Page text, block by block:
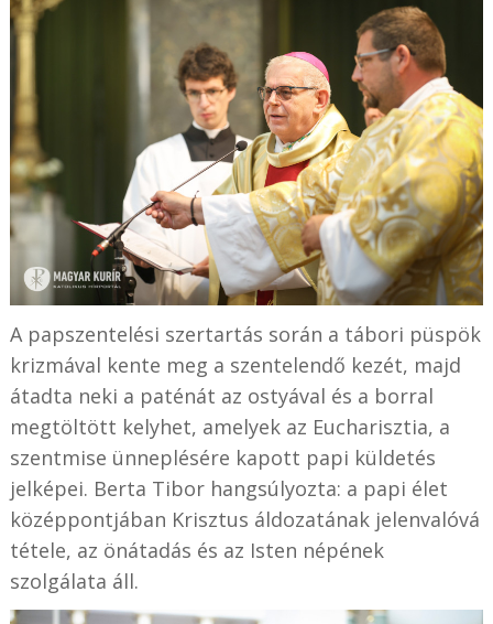
A papszentelési szertartás során a tábori püspök
krizmával kente meg a szentelendő kezét, majd
átadta neki a paténát az ostyával és a borral
megtöltött kelyhet, amelyek az Eucharisztia, a
szentmise ünneplésére kapott papi küldetés
jelképei. Berta Tibor hangsúlyozta: a papi élet
középpontjában Krisztus áldozatának jelenvalóvá
tétele, az önátadás és az Isten népének
szolgálata áll.